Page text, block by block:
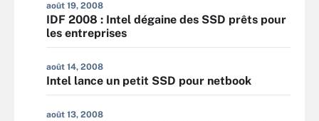
août 19, 2008
IDF 2008 : Intel dégaine des SSD prêts pour
les entreprises
août 14, 2008
Intel lance un petit SSD pour netbook
août 13, 2008